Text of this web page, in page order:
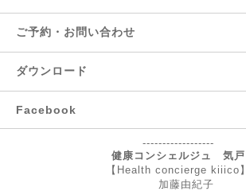
ご予約・お問い合わせ
ダウンロード
Facebook
------------------
健康コンシェルジュ 気戸
【Health concierge kiiico】
加藤由紀子